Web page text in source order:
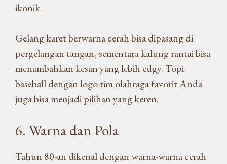
ikonik.
Gelang karet berwarna cerah bisa dipasang di
pergelangan tangan, sementara kalung rantai bisa
menambahkan kesan yang lebih edgy. Topi
baseball dengan logo tim olahraga favorit Anda
juga bisa menjadi pilihan yang keren.
6. Warna dan Pola
Tahun 80-an dikenal dengan warna-warna cerah